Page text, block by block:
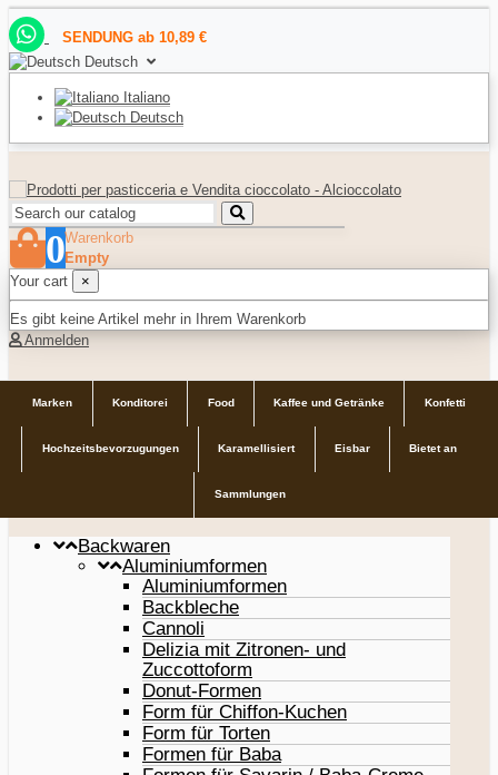
SENDUNG ab 10,89 €
Deutsch
Italiano
Deutsch
0Warenkorb
Empty
Your cart
×
Es gibt keine Artikel mehr in Ihrem Warenkorb
Anmelden
Marken Konditorei Food Kaffee und Getränke Konfetti
Hochzeitsbevorzugungen Karamellisiert Eisbar Bietet an
Sammlungen
Backwaren
Aluminiumformen
Aluminiumformen
Backbleche
Cannoli
Delizia mit Zitronen- und
Zuccottoform
Donut-Formen
Form für Chiffon-Kuchen
Form für Torten
Formen für Baba